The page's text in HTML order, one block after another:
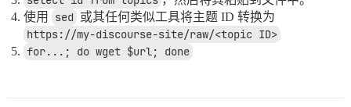
使用
sed 或其任何类似工具将主题 ID 转换为
https://my-discourse-site/raw/<topic ID>
for...; do wget $url; done